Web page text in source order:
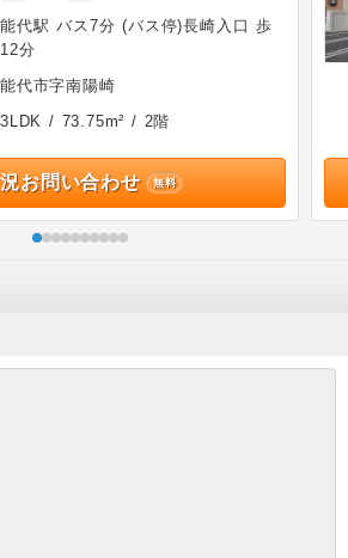
能代駅 バス7分 (バス停)長崎入口 歩
12分
能代市字南陽崎
3LDK / 73.75m² / 2階
お問い合わせ 無料